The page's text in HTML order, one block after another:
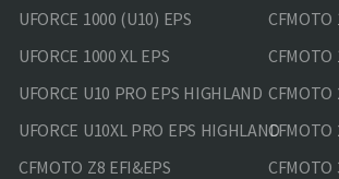
UFORCE 1000 (U10) EPS
UFORCE 1000 XL EPS
UFORCE U10 PRO EPS HIGHLAND
UFORCE U10XL PRO EPS HIGHLAND
CFMOTO Z8 EFI&EPS
CFMOTO
CFMOTO
CFMOTO